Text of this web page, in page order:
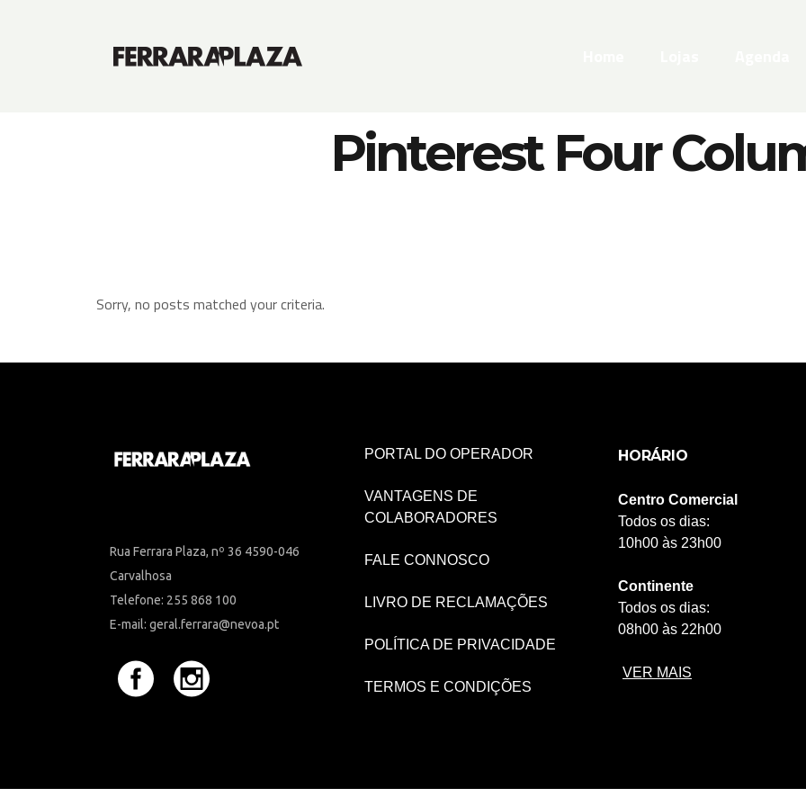
Pinterest Four
Sorry, no posts matched your criteria.
Rua Ferrara Plaza, nº 36 4590-046
Carvalhosa
Telefone: 255 868 100
E-mail: geral.ferrara@nevoa.pt
PORTAL DO OPERADOR
VANTAGENS DE
COLABORADORES
FALE CONNOSCO
LIVRO DE RECLAMAÇÕES
POLÍTICA DE PRIVACIDADE
TERMOS E CONDIÇÕES
HORÁRIO
Centro Comercial
Todos os dias:
10h00 às 23h00
Continente
Todos os dias:
08h00 às 22h00
VER MAIS